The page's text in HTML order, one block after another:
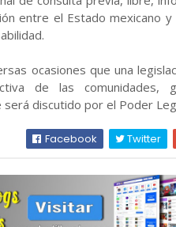
entre el Estado mexicano
ocasiones que una
de las comunidades,
discutido por el Poder
Facebook Twitter